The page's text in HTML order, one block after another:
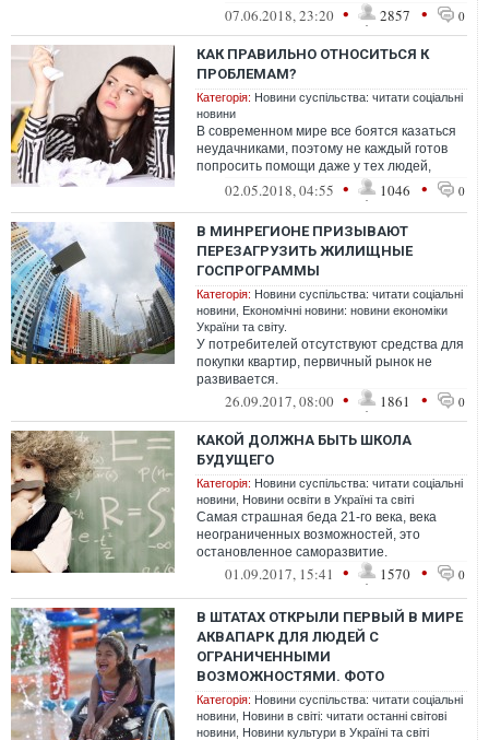
одном из старых особняков штата, котор...
07.06.2018, 23:20 • 2857 • 0
КАК ПРАВИЛЬНО ОТНОСИТЬСЯ К
ПРОБЛЕМАМ?
Категорія: Новини суспільства: читати соціальні
новини
В современном мире все боятся казаться
неудачниками, поэтому не каждый готов
попросить помощи даже у тех людей,
которые не откажут.
02.05.2018, 04:55 • 1046 • 0
В МИНРЕГИОНЕ ПРИЗЫВАЮТ
ПЕРЕЗАГРУЗИТЬ ЖИЛИЩНЫЕ
ГОСПРОГРАММЫ
Категорія: Новини суспільства: читати соціальні
новини Економічні новини: новини економіки
України та світу.
У потребителей отсутствуют средства для
покупки квартир, первичный рынок не
развивается.
26.09.2017, 08:00 • 1861 • 0
КАКОЙ ДОЛЖНА БЫТЬ ШКОЛА
БУДУЩЕГО
Категорія: Новини суспільства: читати соціальні
новини Новини освіти в Україні та світі
Самая страшная беда 21-го века, века
неограниченных возможностей, это
остановленное саморазвитие.
01.09.2017, 15:41 • 1570 • 0
В ШТАТАХ ОТКРЫЛИ ПЕРВЫЙ В МИРЕ
АКВАПАРК ДЛЯ ЛЮДЕЙ С
ОГРАНИЧЕННЫМИ
ВОЗМОЖНОСТЯМИ. ФОТО
Категорія: Новини суспільства: читати соціальні
новини Новини в світі: читати останні світові
новини Новини культури в Україні та світі